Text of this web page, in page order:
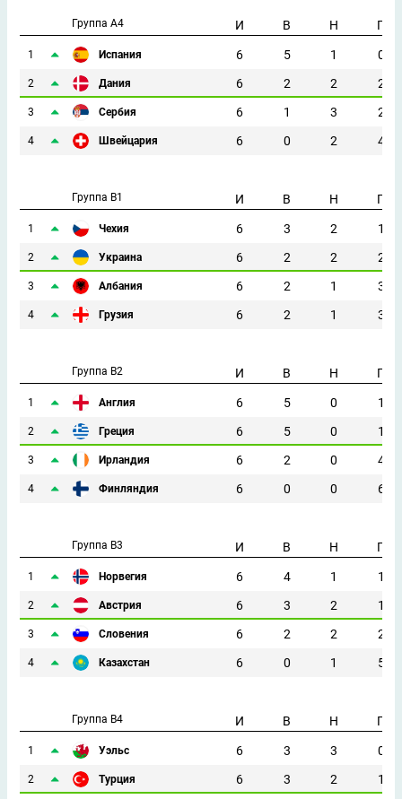
Группа A4
1 Испания
2 Дания
3 Сербия
4 Швейцария
И В Н П
6 5 1
0
6
2 2
2
6
1 3
2
6
0 2 4
Группа B1
1 Чехия
2 Украина
3 Албания
4 Грузия
И В Н П
6 3 2
1
6
2 2
2
6
2 1
3
6
2 1 3
Группа B2
1 Англия
2 Греция
3 Ирландия
4 Финляндия
И В Н П
6 5 0
1
6
5 0
1
6
2 0
4
6
0 0 6
Группа B3
1 Норвегия
2 Австрия
3 Словения
4 Казахстан
И В Н П
6 4 1
1
6
3 2
1
6
2 2
2
6
0 1 5
Группа B4
1 Уэльс
2 Турция
И В Н П
6 3 3
0
6
3 2
1